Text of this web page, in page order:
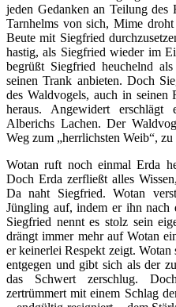
jeden Gedanken an Teilung
Tarnhelms von sich, Mime
Beute mit Siegfried
hastig, als Siegfried wieder im
begrüßt Siegfried heuchelnd
seinen Trank anbieten. Doch
des Waldvogels, auch in seinen
heraus. Angewidert
Alberichs Lachen. Der
Weg zum „herrlichsten Weib“,
Wotan ruft noch einmal Erda
Doch Erda zerfließt alles
Da naht Siegfried. Wotan
Jüngling auf, indem er ihn nach
Siegfried nennt es stolz sein
drängt immer mehr auf Wotan
er keinerlei Respekt zeigt. Wotan
entgegen und gibt sich als der
das Schwert zerschlug.
zertrümmert mit einem Schlag